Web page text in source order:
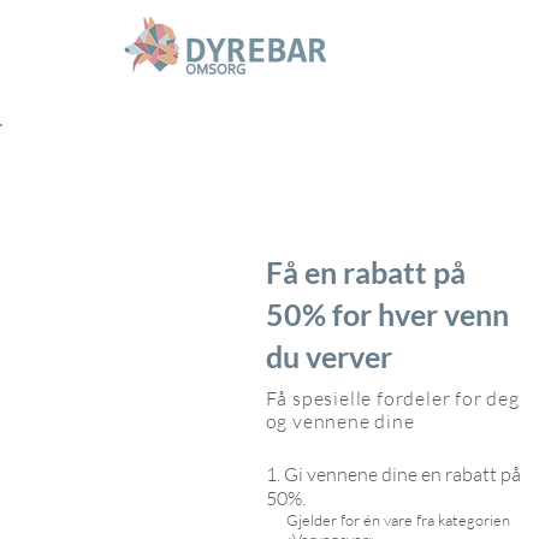
Få en rabatt på
50% for hver venn
du verver
Få spesielle fordeler for deg
og vennene dine
Gi vennene dine en rabatt på
50%.
Gjelder for én vare fra kategorien